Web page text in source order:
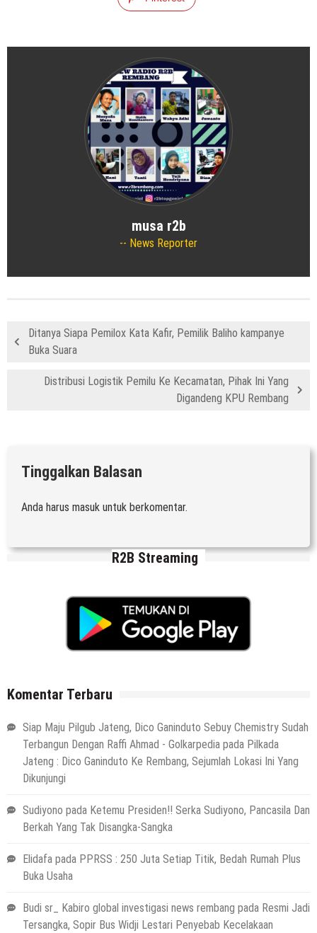
musa r2b
News Reporter
Ditanya Siapa Pemilox Kata Kafir, Pemilik Baliho kampanye
Buka Suara
Distribusi Logistik Pemilu Ke Kecamatan, Pihak Ini Yang
Digandeng KPU Rembang
Tinggalkan Balasan
Anda harus masuk untuk berkomentar.
R2B Streaming
Komentar Terbaru
Siap Maju Pilgub Jateng, Dico Ganinduto Sebuy Chemistry Sudah
Terbangun Dengan Raffi Ahmad - Golkarpedia pada Pilkada
Jateng : Dico Ganinduto Ke Rembang, Sejumlah Lokasi Ini Yang
Dikunjungi
Sudiyono pada Ketemu Presiden!! Serka Sudiyono, Pancasila Dan
Berkah Yang Tak Disangka-Sangka
Elidafa pada PPRSS : 250 Juta Setiap Titik, Bedah Rumah Plus
Buka Usaha
Budi sr_ Kabiro global investigasi news rembang pada Resmi Jadi
Tersangka, Sopir Bus Widji Lestari Penyebab Kecelakaan